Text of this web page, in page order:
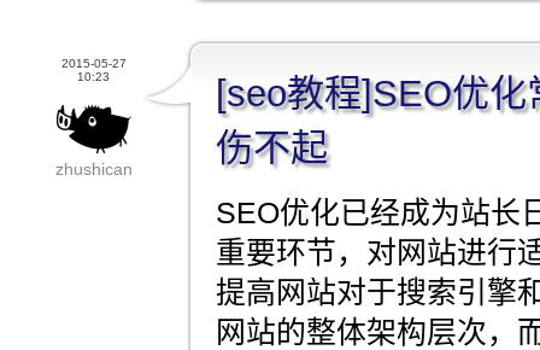
2015-05-27
10:23
zhushican
[seo教程]SEO优
伤不起
SEO优化已经成为站长
重要环节，对网站进行
提高网站对于搜索引擎
网站的整体架构层次，